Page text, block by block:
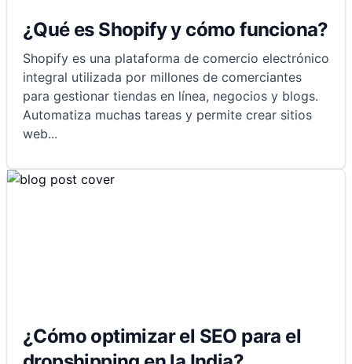
¿Qué es Shopify y cómo funciona?
Shopify es una plataforma de comercio electrónico
integral utilizada por millones de comerciantes
para gestionar tiendas en línea, negocios y blogs.
Automatiza muchas tareas y permite crear sitios
web...
¿Cómo optimizar el SEO para el